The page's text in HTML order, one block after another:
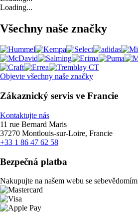
Loading...
Všechny naše značky
Objevte všechny naše značky
Zákaznický servis ve Francie
Kontaktujte nás
11 rue Bernard Maris
37270 Montlouis-sur-Loire, Francie
+33 1 86 47 62 58
Bezpečná platba
Nakupujte na našem webu se sebevědomím